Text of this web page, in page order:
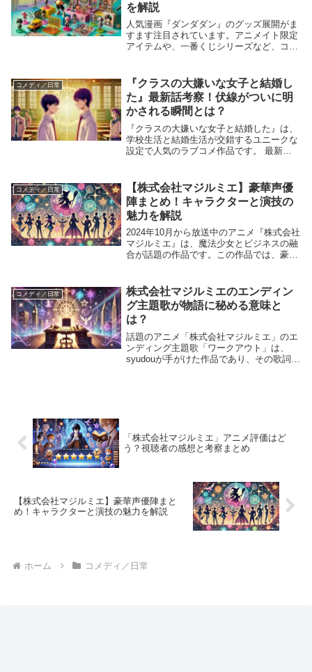
を解説
人気漫画『ダンダダン』のグッズ展開がま
すます注目されています。アニメイト限定
アイテムや、一番くじシリーズなど、コレ
をお届けし、ファン必見のラインナップを
詳しくご紹介...
コメディ／日常
『クラスの大嫌いな女子と結婚し
た』最新話考察！伏線がついに明
かされる瞬間とは？
『クラスの大嫌いな女子と結婚した』は、
学校生活と結婚生活が交錯するユニークな
設定で人気のラブコメ作品です。 最新話
進展しました。特に、主人公とヒロインの
複雑な関係性...
コメディ／日常
【株式会社マジルミエ】豪華声優
陣まとめ！キャラクターと演技の
魅力を解説
2024年10月から放送中のアニメ『株式会社
マジルミエ』は、魔法少女とビジネスの融
合が話題の作品です。この作品では、豪華
のプロフィールや演技の特徴を詳しく解説
し、ア...
コメディ／日常
株式会社マジルミエのエンディン
グ主題歌が物語に秘める意味と
は？
話題のアニメ「株式会社マジルミエ」のエ
ンディング主題歌「ワークアウト」は、
syudouが手がけた作品であり、その歌詞や
「株式会社マジルミエ」アニメ評価はど
う？視聴者の感想と考察まとめ
【株式会社マジルミエ】豪華声優陣まと
め！キャラクターと演技の魅力を解説
ホーム コメディ／日常